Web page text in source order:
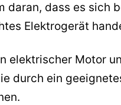
daran, dass es sich
Elektrogerät
elektrischer Motor
durch ein